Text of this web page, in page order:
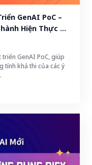
GenAI PoC –
Hiện Thực
GenAI PoC, giúp
tính khả thi của các ý